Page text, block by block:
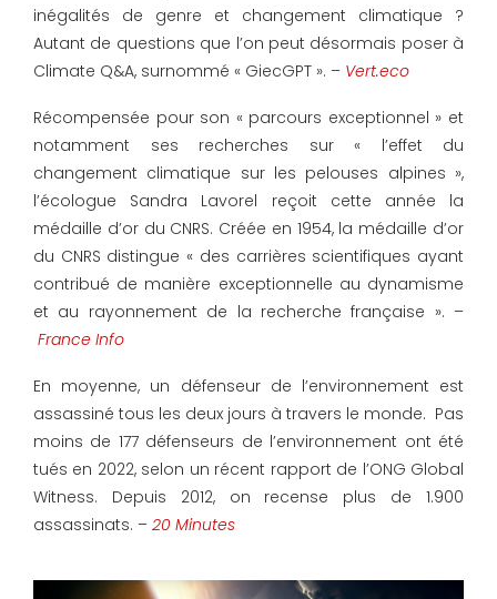
inégalités de genre et changement climatique ?
Autant de questions que l’on peut désormais poser à
Climate Q&A, surnommé « GiecGPT ». – Vert.eco
Récompensée pour son « parcours exceptionnel » et
notamment ses recherches sur « l’effet du
changement climatique sur les pelouses alpines »,
l’écologue Sandra Lavorel reçoit cette année la
médaille d’or du CNRS. Créée en 1954, la médaille d’or
du CNRS distingue « des carrières scientifiques ayant
contribué de manière exceptionnelle au dynamisme
et au rayonnement de la recherche française ». –
France Info
En moyenne, un défenseur de l’environnement est
assassiné tous les deux jours à travers le monde. Pas
moins de 177 défenseurs de l’environnement ont été
tués en 2022, selon un récent rapport de l’ONG Global
Witness. Depuis 2012, on recense plus de 1.900
assassinats. – 20 Minutes